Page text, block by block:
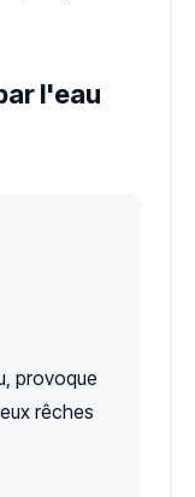
l'eau
provoque
rêches